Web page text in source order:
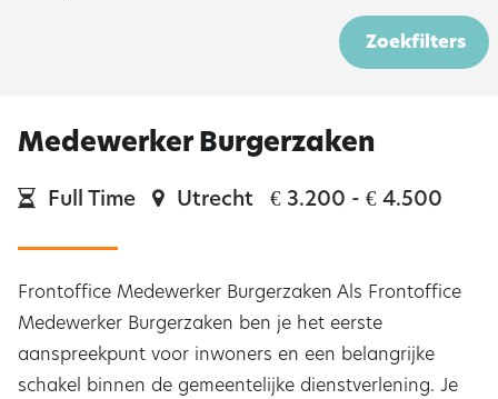
Zoekfilters
Medewerker Burgerzaken
Full Time Utrecht € 3.200 - € 4.500
Frontoffice Medewerker Burgerzaken Als Frontoffice
Medewerker Burgerzaken ben je het eerste
aanspreekpunt voor inwoners en een belangrijke
schakel binnen de gemeentelijke dienstverlening. Je